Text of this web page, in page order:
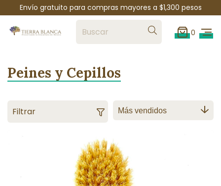
Envío gratuito para compras mayores a $1,300 pesos
0
Peines y Cepillos
Filtrar